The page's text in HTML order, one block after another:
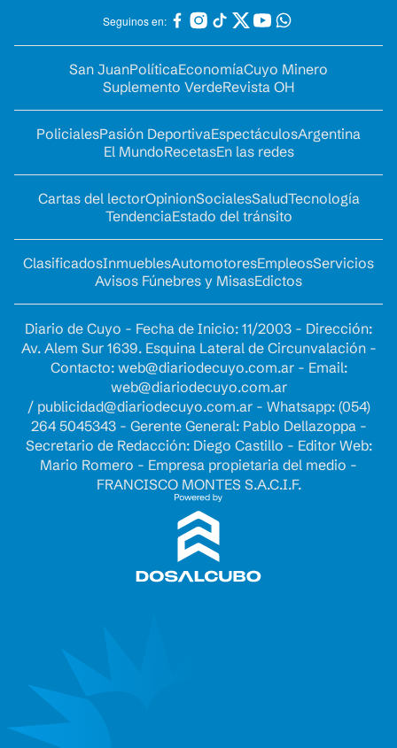
Seguinos en:
San JuanPolíticaEconomíaCuyo Minero
Suplemento VerdeRevista OH
PolicialesPasión DeportivaEspectáculosArgentina
El MundoRecetasEn las redes
Cartas del lectorOpinionSocialesSaludTecnología
TendenciaEstado del tránsito
ClasificadosInmueblesAutomotoresEmpleosServicios
Avisos Fúnebres y MisasEdictos
Diario de Cuyo - Fecha de Inicio: 11/2003 - Dirección:
Av. Alem Sur 1639. Esquina Lateral de Circunvalación -
Contacto: web@diariodecuyo.com.ar- Email:
web@diariodecuyo.com.ar
/ publicidad@diariodecuyo.com.ar- Whatsapp: (054)
264 5045343 - Gerente General: Pablo Dellazoppa -
Secretario de Redacción: Diego Castillo - Editor Web:
Mario Romero - Empresa propietaria del medio -
FRANCISCO MONTES S.A.C.I.F.